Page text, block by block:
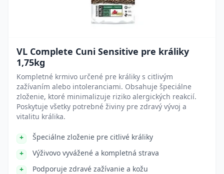
VL Complete Cuni Sensitive pre králiky
1,75kg
Kompletné krmivo určené pre králiky s citlivým
zažívaním alebo intoleranciami. Obsahuje špeciálne
zloženie, ktoré minimalizuje riziko alergických reakcií.
Poskytuje všetky potrebné živiny pre zdravý vývoj a
vitalitu králika.
Špeciálne zloženie pre citlivé králiky
Výživovo vyvážené a kompletná strava
Podporuje zdravé zažívanie a kožu